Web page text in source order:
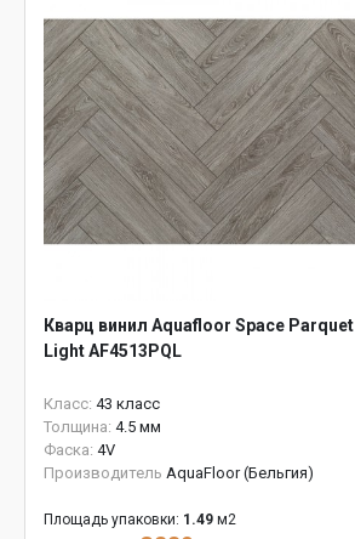
Кварц винил Aquafloor Space Parquet
Light AF4513PQL
Класс: 43 класс
Толщина: 4.5 мм
Фаска: 4V
Производитель AquaFloor (Бельгия)
Площадь упаковки: 1.49 м2